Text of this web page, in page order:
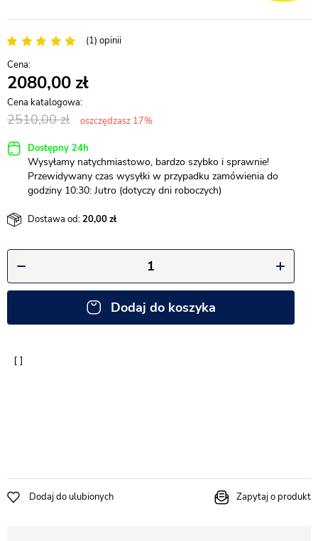
(1) opinii
2080,00
2510,00 oszczędzasz 17%
Dostępny 24h
Wysyłamy natychmiastowo, bardzo szybko i sprawnie!
Przewidywany czas wysyłki w przypadku zamówienia do
godziny 10:30: Jutro (dotyczy dni roboczych)
Dostawa od:20,00
Dodaj do koszyka
Dodaj do ulubionych Zapytaj o produkt